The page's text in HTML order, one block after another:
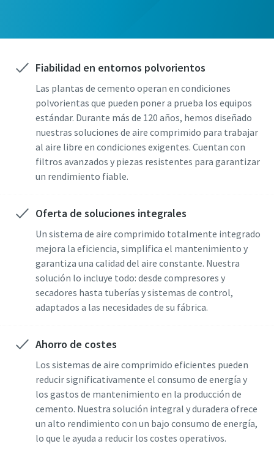
¡Oferta relámpago en bombas tragasólidos!
Tenemos una extraordinaria oportunidad para ti. Hasta el
16 de septiembre del 2025, nuestra bomba tragasólidos
VAR 6-250 de 6 plg. (340m3/hr - 33m) diseñada para el
control de inundaciones, se encuentra a un precio muy
especial con entrega inmediata.
Desbloquea la promoción
Fiabilidad en entornos polvorientos
Las plantas de cemento operan en condiciones
polvorientas que pueden poner a prueba los equipos
estándar. Durante más de 120 años, hemos diseñado
nuestras soluciones de aire comprimido para trabajar
al aire libre en condiciones exigentes. Cuentan con
filtros avanzados y piezas resistentes para garantizar
un rendimiento fiable.
Oferta de soluciones integrales
Un sistema de aire comprimido totalmente integrado
mejora la eficiencia, simplifica el mantenimiento y
garantiza una calidad del aire constante. Nuestra
solución lo incluye todo: desde compresores y
secadores hasta tuberías y sistemas de control,
adaptados a las necesidades de su fábrica.
Ahorro de costes
Los sistemas de aire comprimido eficientes pueden
reducir significativamente el consumo de energía y
los gastos de mantenimiento en la producción de
cemento. Nuestra solución integral y duradera ofrece
un alto rendimiento con un bajo consumo de energía,
lo que le ayuda a reducir los costes operativos.